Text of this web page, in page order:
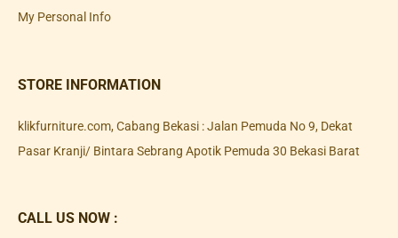
My Personal Info
STORE INFORMATION
klikfurniture.com, Cabang Bekasi : Jalan Pemuda No 9, Dekat
Pasar Kranji/ Bintara Sebrang Apotik Pemuda 30 Bekasi Barat
CALL US NOW :